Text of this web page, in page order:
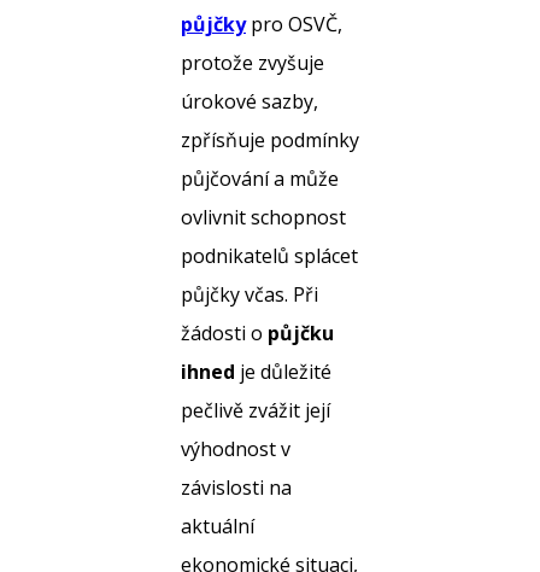
půjčkypro OSVČ,
protože zvyšuje
úrokové sazby,
zpřísňuje podmínky
půjčování a může
ovlivnit schopnost
podnikatelů splácet
půjčky včas. Při
žádosti o půjčku
ihned je důležité
pečlivě zvážit její
výhodnost v
závislosti na
aktuální
ekonomické situaci,